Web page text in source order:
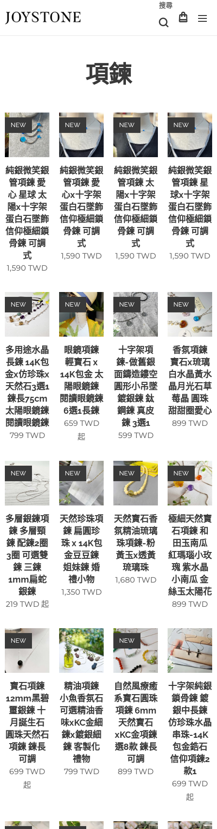
搜尋
項鍊
純銀微笑銀
管項鍊 愛
心 星球 太
陽x十字架
蛋白石墜飾
信仰極細鎖
骨鍊 可調
式
NEW
1,590 TWD
純銀微笑銀
管項鍊 愛
心x十字架
蛋白石墜飾
信仰極細鎖
骨鍊 可調
式
NEW
1,590 TWD
純銀微笑銀
管項鍊 太
陽x十字架
蛋白石墜飾
信仰極細鎖
骨鍊 可調
式
NEW
1,590 TWD
純銀微笑銀
管項鍊 星
球x十字架
蛋白石墜飾
信仰極細鎖
骨鍊 可調
式
NEW
1,590 TWD
多用途水晶
長鍊 14K包
金x仿珍珠x
天然石3選1
鍊長75cm
太陽眼鏡鍊
閱讀眼鏡鍊
NEW
799 TWD
眼鏡項鍊
輕寶石 x
14K包金 太
陽眼鏡鍊
閱讀眼鏡鍊
6選1長鍊
NEW
659 TWD
起
十字架項
鍊-做舊銀
面鑄造鏤空
圓形小吊墜
鍍銀鍊 鈦
鋼鍊 真皮
鍊 3選1
NEW
599 TWD
香氛項鍊
寶石x琉璃
白水晶黃水
晶月光石草
莓晶 圓珠
甜甜圈愛心
NEW
899 TWD
多層銀鍊項
鍊 多層頸
鍊 配鍊2圈
3圈 可選雙
鍊 三鍊
1mm扁蛇
銀鍊
NEW
219 TWD起
天然珍珠項
鍊 扁圓珍
珠 x 14K包
金豆豆鍊
姐妹鍊 婚
禮小物
NEW
1,350 TWD
天然寶石香
氛精油琉璃
珠項鍊-粉
黃玉x透黃
琉璃珠
NEW
1,680 TWD
極細天然寶
石項鍊 和
田玉南瓜
紅瑪瑙小玫
瑰 紫水晶
小南瓜 金
絲玉太陽花
NEW
899 TWD
寶石項鍊
12mm黑碧
璽銀鍊 十
月誕生石
圓珠天然石
項鍊 鍊長
可調
NEW
699 TWD
起
精油項鍊
小魚香氛石
可選精油香
味xKC金細
鍊x鍍銀細
鍊 客製化
禮物
799 TWD
自然風療癒
系寶石圓珠
項鍊 6mm
天然寶石
xKC金項鍊
選8款 鍊長
可調
NEW
899 TWD
十字架純銀
鎖骨鍊 鍍
銀中長鍊
仿珍珠水晶
串珠-14K
包金鋯石
信仰項鍊2
款1
699 TWD
起